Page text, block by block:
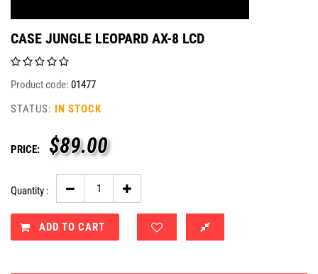
CASE JUNGLE LEOPARD AX-8 LCD
Product code: 01477
STATUS: IN STOCK
PRICE: $89.00
Quantity :
ADD TO CART